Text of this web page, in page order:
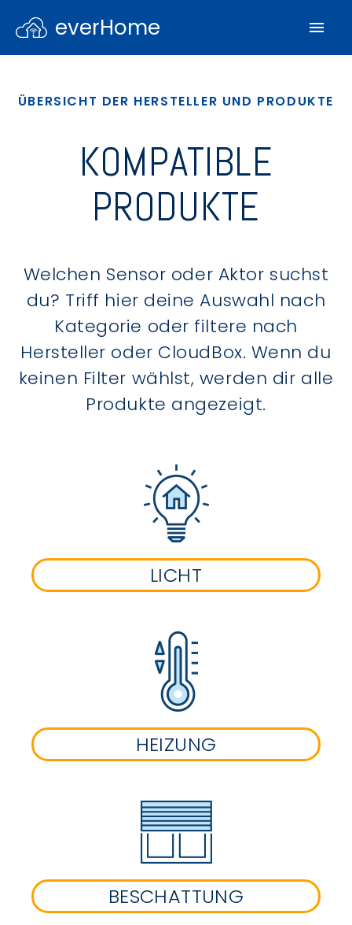
everHome
ÜBERSICHT DER HERSTELLER UND PRODUKTE
KOMPATIBLE
PRODUKTE
Welchen Sensor oder Aktor suchst
du? Triff hier deine Auswahl nach
Kategorie oder filtere nach
Hersteller oder CloudBox. Wenn du
keinen Filter wählst, werden dir alle
Produkte angezeigt.
LICHT
HEIZUNG
BESCHATTUNG